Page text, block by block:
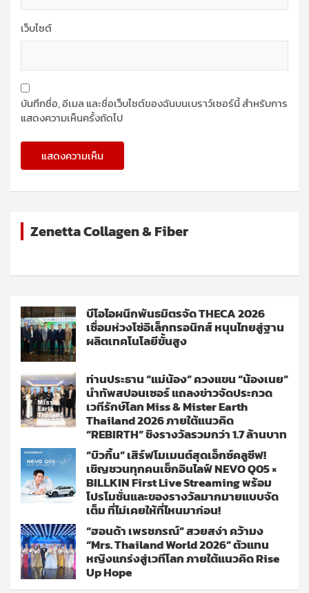
เว็บไซต์
บันทึกชื่อ, อีเมล และชื่อเว็บไซต์ของฉันบนเบราว์เซอร์นี้ สำหรับการ
แสดงความเห็นครั้งถัดไป
Zenetta Collagen & Fiber
บีโอไอผนึกพันธมิตรจัด THECA 2026
เชื่อมห่วงโซ่อิเล็กทรอนิกส์ หนุนไทยสู่ฐาน
ผลิตเทคโนโลยีขั้นสูง
ท่านประธาน “แม่น้อง” ควงแขน “น้องเนย”
นำทัพสปอนเซอร์ แถลงข่าวจัดประกวด
เวทีรักษ์โลก Miss & Mister Earth
Thailand 2026 ภายใต้แนวคิด
“REBIRTH” ชิงรางวัลรวมกว่า 1.7 ล้านบาท
“บิวกิ้น” เสิร์ฟโมเมนต์สุดเอ็กซ์คลูซีฟ!
เชิญชวนทุกคนเช็กอินไลฟ์ NEVO Q05 ×
BILLKIN First Live Streaming พร้อม
โปรโมชั่นและของรางวัลมากมายแบบจัด
เต็ม ที่ไม่เคยให้ที่ไหนมาก่อน!
“ฮอนด้า เพรชภรณ์” สวยสง่า คว้ามง
“Mrs. Thailand World 2026” ตัวแทน
หญิงแกร่งสู่เวทีโลก ภายใต้แนวคิด Rise
Up Hope